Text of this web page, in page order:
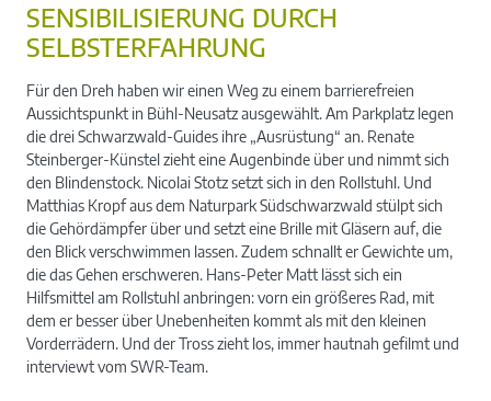
SENSIBILISIERUNG DURCH
SELBSTERFAHRUNG
Für den Dreh haben wir einen Weg zu einem barrierefreien
Aussichtspunkt in Bühl-Neusatz ausgewählt. Am Parkplatz legen
die drei Schwarzwald-Guides ihre „Ausrüstung“ an. Renate
Steinberger-Künstel zieht eine Augenbinde über und nimmt sich
den Blindenstock. Nicolai Stotz setzt sich in den Rollstuhl. Und
Matthias Kropf aus dem Naturpark Südschwarzwald stülpt sich
die Gehördämpfer über und setzt eine Brille mit Gläsern auf, die
den Blick verschwimmen lassen. Zudem schnallt er Gewichte um,
die das Gehen erschweren. Hans-Peter Matt lässt sich ein
Hilfsmittel am Rollstuhl anbringen: vorn ein größeres Rad, mit
dem er besser über Unebenheiten kommt als mit den kleinen
Vorderrädern. Und der Tross zieht los, immer hautnah gefilmt und
interviewt vom SWR-Team.